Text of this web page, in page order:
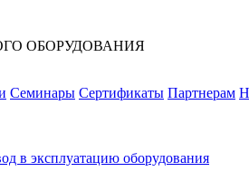
ОБОРУДОВАНИЯ
Семинары Сертификаты Партнерам
в эксплуатацию оборудования